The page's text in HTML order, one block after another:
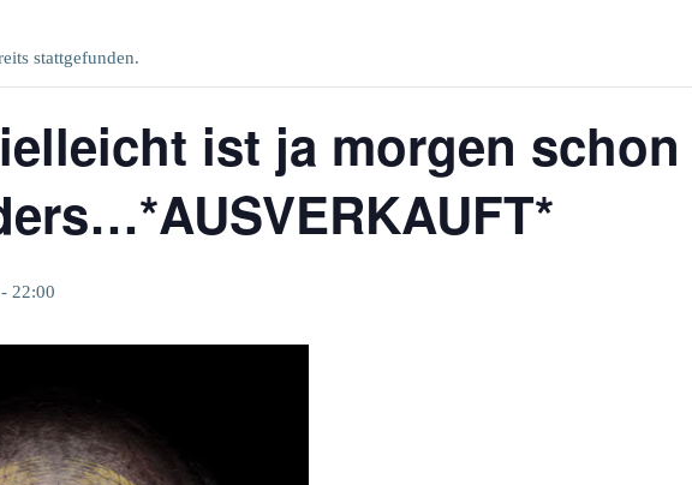
stattgefunden.
ist ja morgen schon
- 22:00